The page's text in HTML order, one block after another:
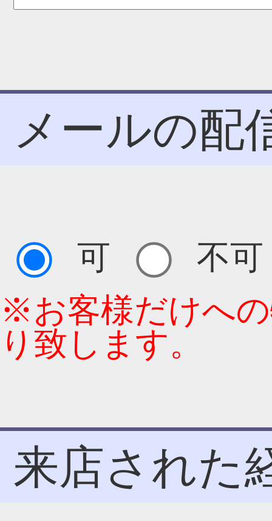
メールの配
可
不可
※お客様だけへ
り致します。
来店された